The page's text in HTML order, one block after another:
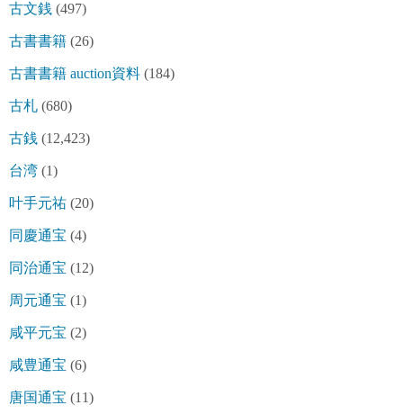
古文銭 (497)
古書書籍 (26)
古書書籍 auction資料 (184)
古札 (680)
古銭 (12,423)
台湾 (1)
叶手元祐 (20)
同慶通宝 (4)
同治通宝 (12)
周元通宝 (1)
咸平元宝 (2)
咸豊通宝 (6)
唐国通宝 (11)